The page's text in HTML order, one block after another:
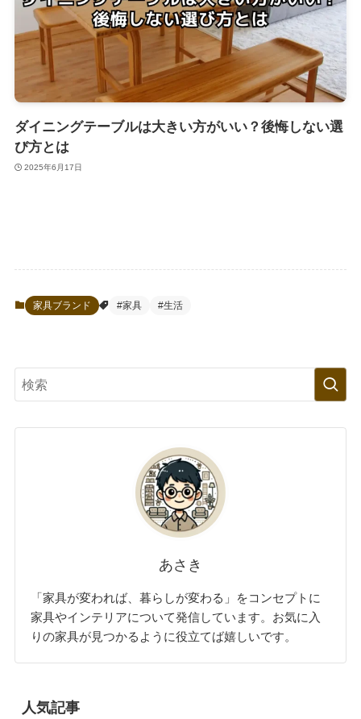
ダイニングテーブルは大きい方がいい？後悔しない選
び方とは
2025年6月17日
家具ブランド #家具 #生活
あさき
「家具が変われば、暮らしが変わる」をコンセプトに
家具やインテリアについて発信しています。お気に入
りの家具が見つかるように役立てば嬉しいです。
人気記事